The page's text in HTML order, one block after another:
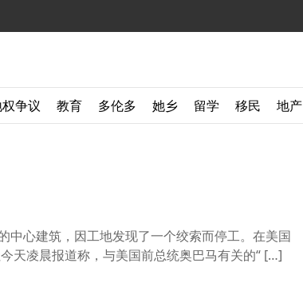
争议 教育 多伦多 她乡 留学 移民 地产
心建筑，因工地发现了一个绞索而停工。在美国
天凌晨报道称，与美国前总统奥巴马有关的“ […]